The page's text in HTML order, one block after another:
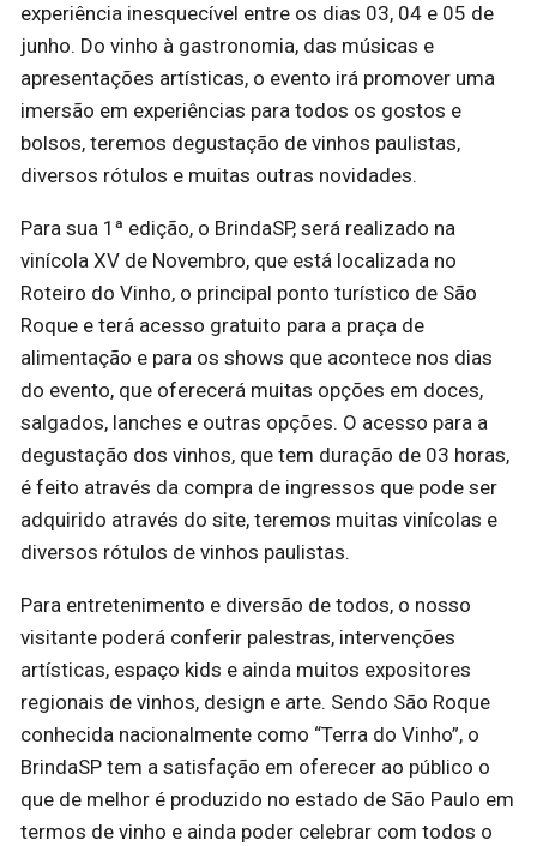
experiência inesquecível entre os dias 03, 04 e 05 de
junho. Do vinho à gastronomia, das músicas e
apresentações artísticas, o evento irá promover uma
imersão em experiências para todos os gostos e
bolsos, teremos degustação de vinhos paulistas,
diversos rótulos e muitas outras novidades.
Para sua 1ª edição, o BrindaSP, será realizado na
vinícola XV de Novembro, que está localizada no
Roteiro do Vinho, o principal ponto turístico de São
Roque e terá acesso gratuito para a praça de
alimentação e para os shows que acontece nos dias
do evento, que oferecerá muitas opções em doces,
salgados, lanches e outras opções. O acesso para a
degustação dos vinhos, que tem duração de 03 horas,
é feito através da compra de ingressos que pode ser
adquirido através do site, teremos muitas vinícolas e
diversos rótulos de vinhos paulistas.
Para entretenimento e diversão de todos, o nosso
visitante poderá conferir palestras, intervenções
artísticas, espaço kids e ainda muitos expositores
regionais de vinhos, design e arte. Sendo São Roque
conhecida nacionalmente como “Terra do Vinho”, o
BrindaSP tem a satisfação em oferecer ao público o
que de melhor é produzido no estado de São Paulo em
termos de vinho e ainda poder celebrar com todos o